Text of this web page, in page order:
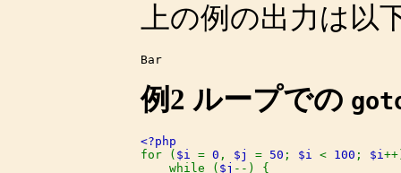
上の例の出力は以
例2 ループでの
for ( $i = 0 , $j = 50 ; $i < 100 ; $i
    while (
$j --) {